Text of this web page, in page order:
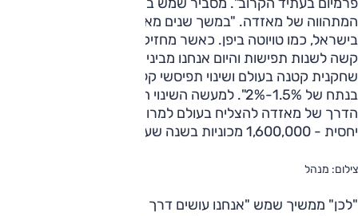
המתהווה של מאזדה. "במשך שנים מאזדה הייתה מכונית העם
קשה לשנות תפישות והיום אנחנו מבינים זאת. מאזדה היא
שחקנית קטנה בעולם ושינוי תפיסשי קל לעשות כאשר מחזיקים
בנתח של 1.5%-2%". למעשה השינוי הזה, מסביר שמש, הוא
הדרך של מאזדה להצליח בעולם למרות היקפי ייצור קטנים
יחסית - 1,600,000 מכוניות בשנה שעברה.
צילום: מנהל
"לכן" ממשיך שמש "אנחנו עושים דרך שונה ממאזדה יפן. אנחנו